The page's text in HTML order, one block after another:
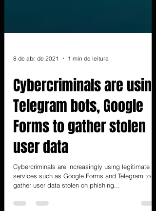
8 de abr. de 2021 1 min de leitura
Cybercriminals are using
Telegram bots, Google
Forms to gather stolen
user data